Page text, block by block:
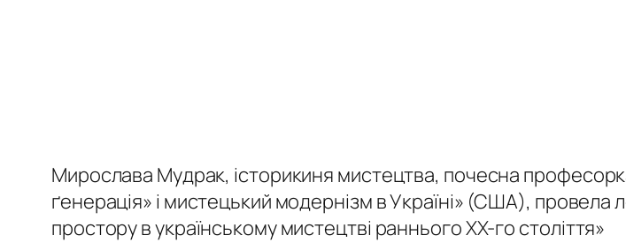
Мирослава Мудрак, історикиня мистецтва, почесна
ґенерація» і мистецький модернізм в Україні» (США),
простору в українському мистецтві раннього ХХ-го століття»